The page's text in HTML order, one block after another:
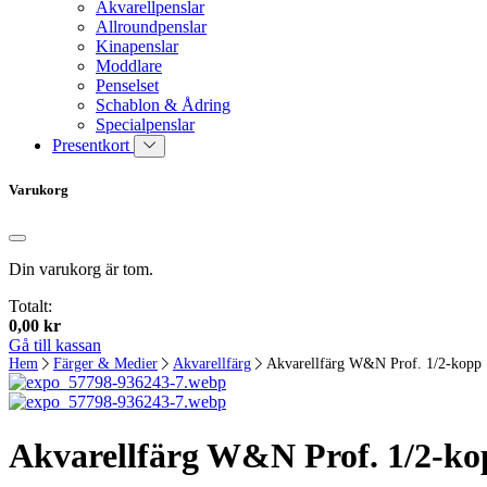
Akvarellpenslar
Allroundpenslar
Kinapenslar
Moddlare
Penselset
Schablon & Ådring
Specialpenslar
Presentkort
Varukorg
Din varukorg är tom.
Totalt:
0,00 kr
Gå till kassan
Hem Färger & Medier Akvarellfärg Akvarellfärg W&N Prof. 1/2-kopp
Akvarellfärg W&N Prof. 1/2-